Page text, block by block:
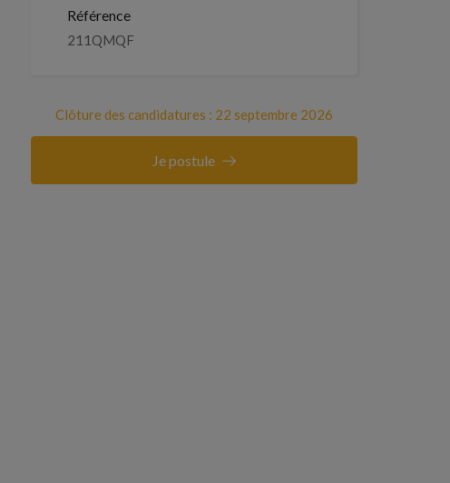
Référence
211QMQF
Clôture des candidatures : 22 septembre 2026
Je postule